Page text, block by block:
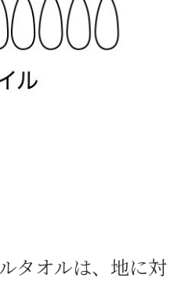
タオルは、地に対